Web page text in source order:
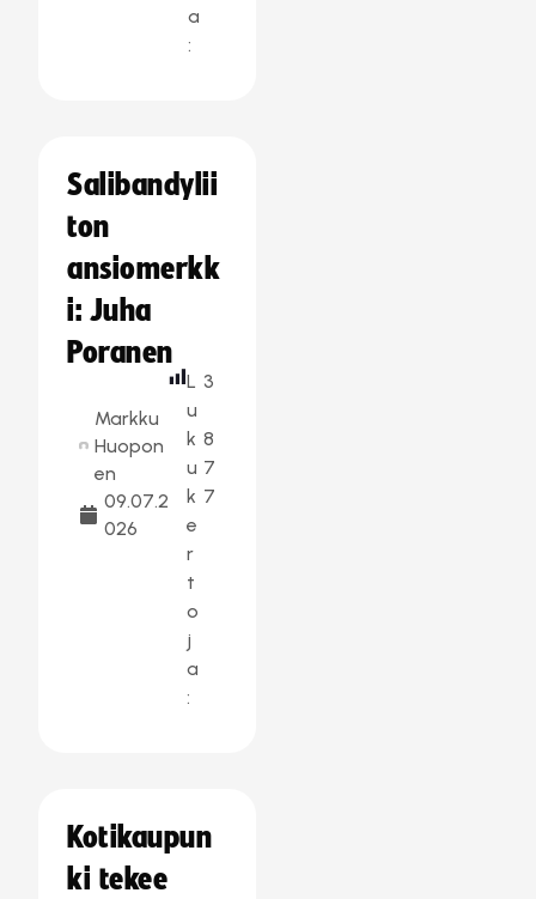
a
:
Salibandylii
ton
ansiomerkk
i: Juha
Poranen
Markku
Huopon
en
09.07.2
026
L
u
k
u
k
e
r
t
o
j
a
:
3
8
7
7
Kotikaupun
ki tekee